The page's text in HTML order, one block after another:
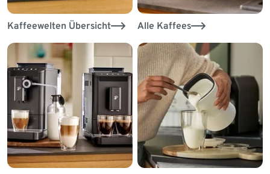
Kaffeewelten Übersicht Alle Kaffees